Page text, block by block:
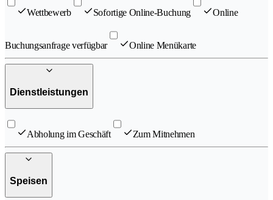
Wettbewerb Sofortige Online-Buchung Online
Buchungsanfrage verfügbar Online Menükarte
Dienstleistungen
Abholung im Geschäft Zum Mitnehmen
Speisen